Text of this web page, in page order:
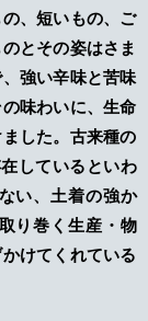
、短いもの、ご
とその姿はさま
強い辛味と苦味
味わいに、生命
した。古来種の
しているといわ
い、土着の強か
り巻く生産・物
けてくれている